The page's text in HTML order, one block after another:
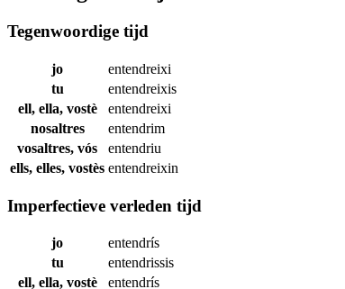
Tegenwoordige tijd
jo
entendreixi
tu
entendreixis
ell, ella, vostè
entendreixi
nosaltres
entendrim
vosaltres, vós
entendriu
ells, elles, vostès entendreixin
Imperfectieve verleden tijd
jo
entendrís
tu
entendrissis
ell, ella, vostè
entendrís